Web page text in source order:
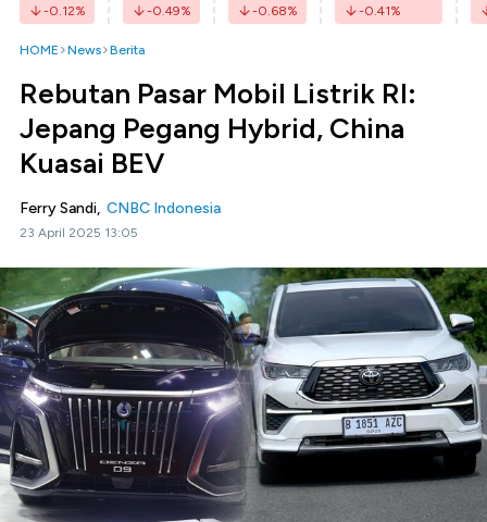
-0.12% -0.49% -0.68% -0.41%
HOME News Berita
Rebutan Pasar Mobil Listrik RI:
Jepang Pegang Hybrid, China
Kuasai BEV
Ferry Sandi, CNBC Indonesia
23 April 2025 13:05